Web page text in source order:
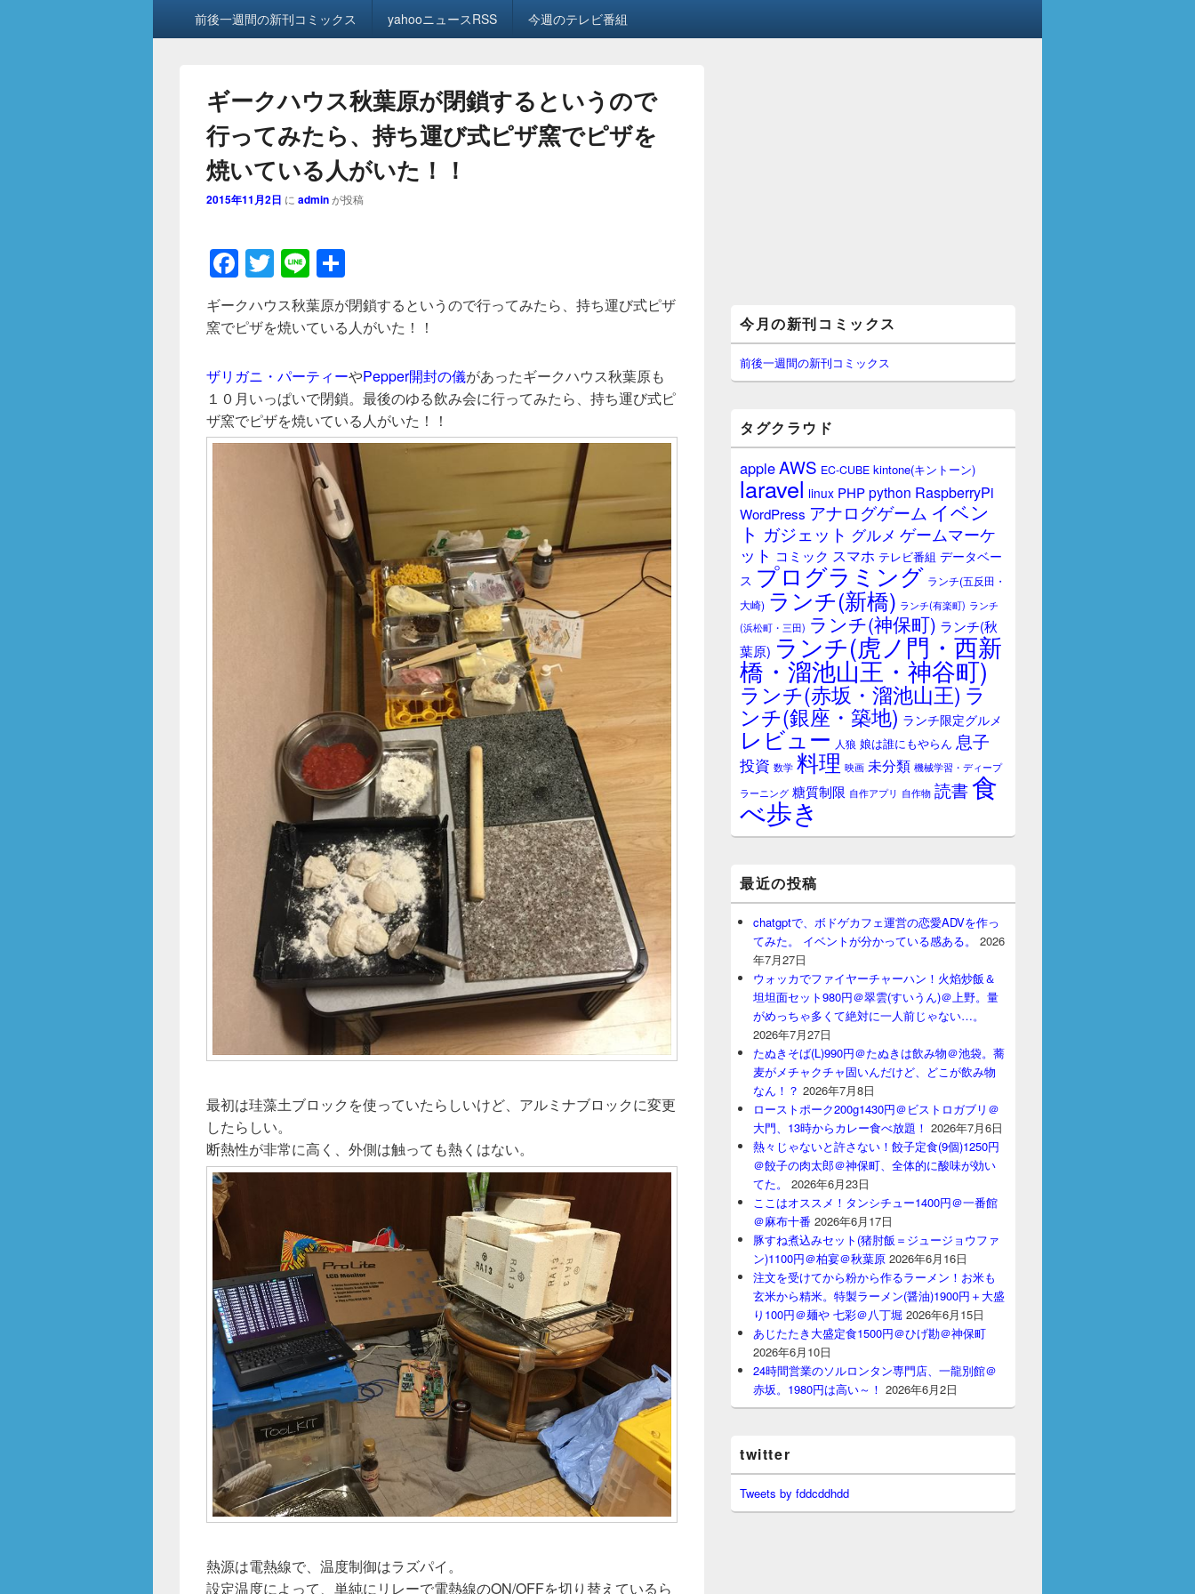
前後一週間の新刊コミックス yahooニュースRSS 今週のテレビ番組
ギークハウス秋葉原が閉鎖するというので
行ってみたら、持ち運び式ピザ窯でピザを
焼いている人がいた！！
2015年11月2日 に adminが投稿
F
a
c
e
b
o
o
T
wi
tt
er
Li
n
e
有
ギークハウス秋葉原が閉鎖するというので行ってみたら、持ち運び式ピザ
窯でピザを焼いている人がいた！！
ザリガニ・パーティーやPepper開封の儀があったギークハウス秋葉原も
１０月いっぱいで閉鎖。最後のゆる飲み会に行ってみたら、持ち運び式ピ
ザ窯でピザを焼いている人がいた！！
最初は珪藻土ブロックを使っていたらしいけど、アルミナブロックに変更
したらしい。
断熱性が非常に高く、外側は触っても熱くはない。
熱源は電熱線で、温度制御はラズパイ。
設定温度によって、単純にリレーで電熱線のON/OFFを切り替えているら
イ
ン
サ
イ
ー
ジ
ッ
ト
今月の新刊コミックス
前後一週間の新刊コミックス
タグクラウド
appleAWS EC-CUBE kintone(キントーン)
laravel linux PHPpython RaspberryPi
WordPress アナログゲーム イベン
ト ガジェット グルメ ゲームマーケ
ット コミック スマホ テレビ番組 データベー
ス プログラミング ランチ(五反田・
大崎) ランチ(新橋) ランチ(有楽町) ランチ
(浜松町・三田) ランチ(神保町) ランチ(秋
葉原) ランチ(虎ノ門・西新
橋・溜池山王・神谷町)
ランチ(赤坂・溜池山王) ラ
ンチ(銀座・築地) ランチ限定グルメ
レビュー 人狼 娘は誰にもやらん 息子
投資 数学 料理 映画 未分類 機械学習・ディープ
ラーニング 糖質制限 自作アプリ 自作物 読書食
べ歩き
最近の投稿
chatgptで、ボドゲカフェ運営の恋愛ADVを作っ
てみた。 イベントが分かっている感ある。
2026
年7月27日
ウォッカでファイヤーチャーハン！火焰炒飯＆
坦坦面セット980円＠翠雲(すいうん)＠上野。量
がめっちゃ多くて絶対に一人前じゃない…。
2026年7月27日
たぬきそば(L)990円＠たぬきは飲み物＠池袋。蕎
麦がメチャクチャ固いんだけど、どこが飲み物
なん！？ 2026年7月8日
ローストポーク200g1430円＠ビストロガブリ＠
大門、13時からカレー食べ放題！ 2026年7月6日
熱々じゃないと許さない！餃子定食(9個)1250円
＠餃子の肉太郎＠神保町、全体的に酸味が効い
てた。
2026年6月23日
ここはオススメ！タンシチュー1400円＠一番館
＠麻布十番 2026年6月17日
豚すね煮込みセット(猪肘飯＝ジュージョウファ
ン)1100円＠柏宴＠秋葉原 2026年6月16日
注文を受けてから粉から作るラーメン！お米も
玄米から精米。特製ラーメン(醤油)1900円＋大盛
り100円＠麺や 七彩＠八丁堀 2026年6月15日
あじたたき大盛定食1500円＠ひげ勘＠神保町
2026年6月10日
24時間営業のソルロンタン専門店、一龍別館＠
赤坂。1980円は高い～！ 2026年6月2日
twitter
Tweets by fddcddhdd